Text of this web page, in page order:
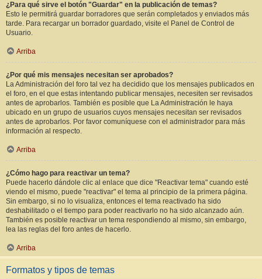
¿Para qué sirve el botón "Guardar" en la publicación de temas?
Esto le permitirá guardar borradores que serán completados y enviados más
tarde. Para recargar un borrador guardado, visite el Panel de Control de
Usuario.
Arriba
¿Por qué mis mensajes necesitan ser aprobados?
La Administración del foro tal vez ha decidido que los mensajes publicados en
el foro, en el que estas intentando publicar mensajes, necesiten ser revisados
antes de aprobarlos. También es posible que La Administración le haya
ubicado en un grupo de usuarios cuyos mensajes necesitan ser revisados
antes de aprobarlos. Por favor comuníquese con el administrador para más
información al respecto.
Arriba
¿Cómo hago para reactivar un tema?
Puede hacerlo dándole clic al enlace que dice "Reactivar tema" cuando esté
viendo el mismo, puede "reactivar" el tema al principio de la primera página.
Sin embargo, si no lo visualiza, entonces el tema reactivado ha sido
deshabilitado o el tiempo para poder reactivarlo no ha sido alcanzado aún.
También es posible reactivar un tema respondiendo al mismo, sin embargo,
lea las reglas del foro antes de hacerlo.
Arriba
Formatos y tipos de temas